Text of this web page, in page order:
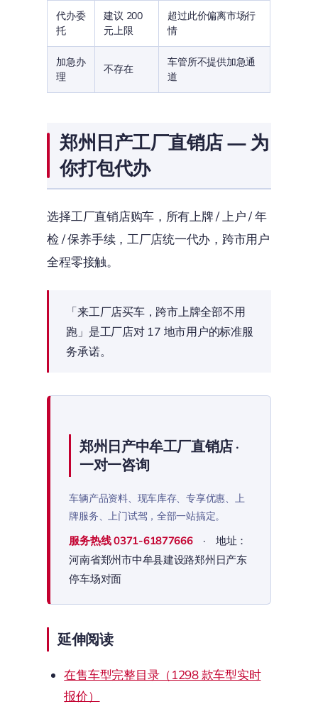
代办委
托
建议 200
元上限
超过此价偏离市场行
情
加急办
理
不存在
车管所不提供加急通
道
郑州日产工厂直销店 — 为
你打包代办
选择工厂直销店购车，所有上牌 / 上户 / 年
检 / 保养手续，工厂店统一代办，跨市用户
全程零接触。
「来工厂店买车，跨市上牌全部不用
跑」是工厂店对 17 地市用户的标准服
务承诺。
郑州日产中牟工厂直销店 ·
一对一咨询
车辆产品资料、现车库存、专享优惠、上
牌服务、上门试驾，全部一站搞定。
服务热线0371-61877666· 地址：
河南省郑州市中牟县建设路郑州日产东
停车场对面
延伸阅读
在售车型完整目录（1298 款车型实时
报价）